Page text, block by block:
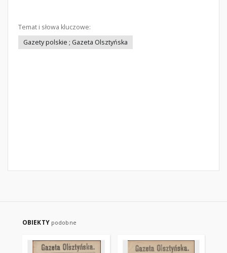
Temat i słowa kluczowe:
Gazety polskie ; Gazeta Olsztyńska
OBIEKTY podobne